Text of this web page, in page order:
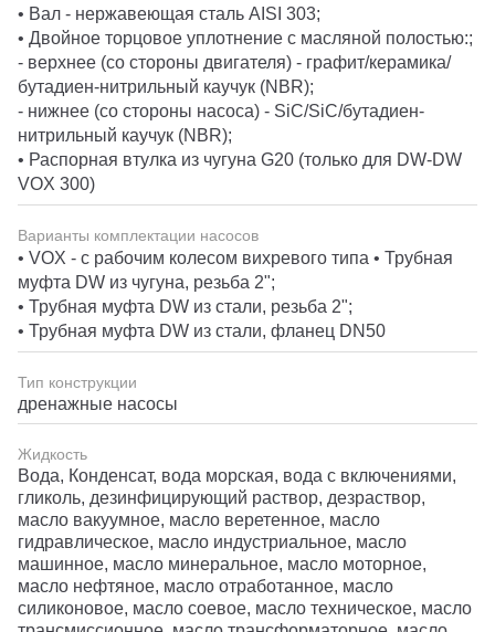
• Вал - нержавеющая сталь AISI 303;
• Двойное торцовое уплотнение с масляной полостью:;
- верхнее (со стороны двигателя) - графит/керамика/
бутадиен-нитрильный каучук (NBR);
- нижнее (со стороны насоса) - SiC/SiC/бутадиен-
нитрильный каучук (NBR);
• Распорная втулка из чугуна G20 (только для DW-DW
VOX 300)
Варианты комплектации насосов
• VOX - с рабочим колесом вихревого типа • Трубная
муфта DW из чугуна, резьба 2";
• Трубная муфта DW из стали, резьба 2";
• Трубная муфта DW из стали, фланец DN50
Тип конструкции
дренажные насосы
Жидкость
Вода, Конденсат, вода морская, вода с включениями,
гликоль, дезинфицирующий раствор, дезраствор,
масло вакуумное, масло веретенное, масло
гидравлическое, масло индустриальное, масло
машинное, масло минеральное, масло моторное,
масло нефтяное, масло отработанное, масло
силиконовое, масло соевое, масло техническое, масло